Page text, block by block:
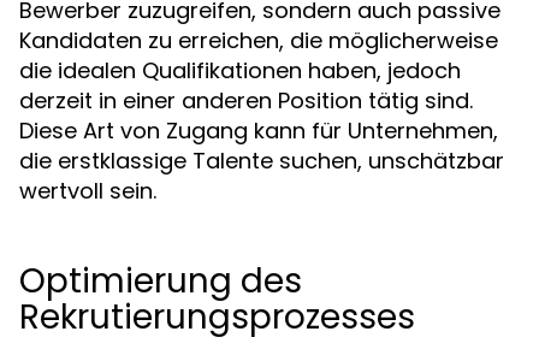
Bewerber zuzugreifen, sondern auch passive
Kandidaten zu erreichen, die möglicherweise
die idealen Qualifikationen haben, jedoch
derzeit in einer anderen Position tätig sind.
Diese Art von Zugang kann für Unternehmen,
die erstklassige Talente suchen, unschätzbar
wertvoll sein.
Optimierung des
Rekrutierungsprozesses